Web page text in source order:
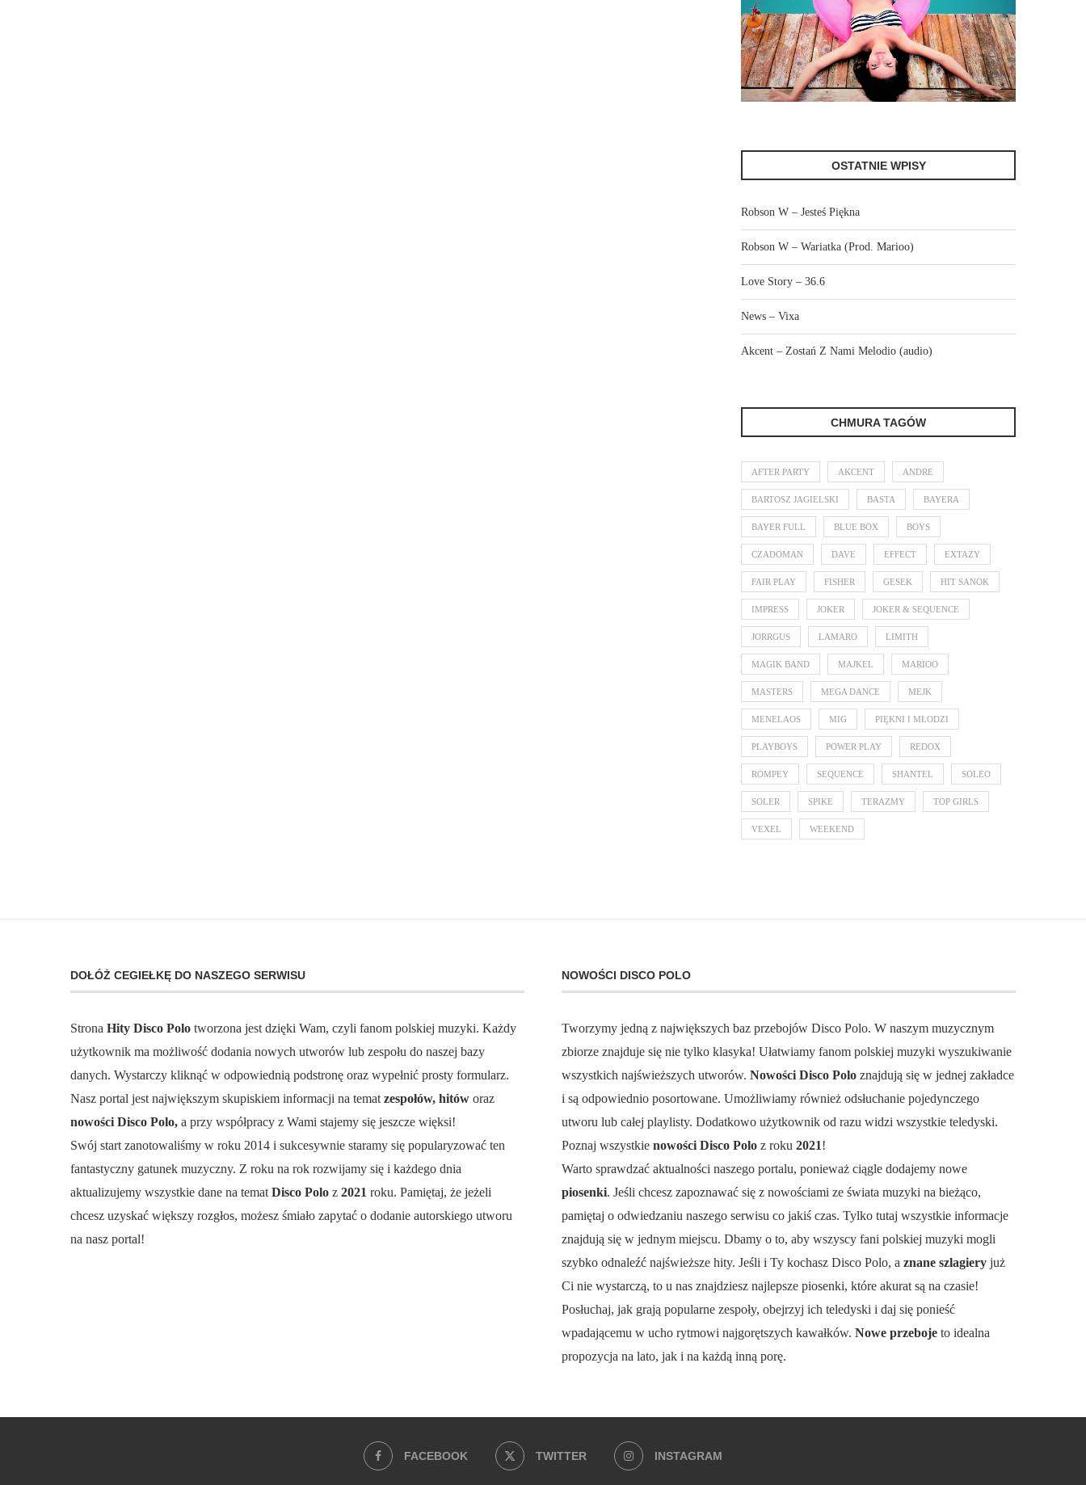
OSTATNIE WPISY
Robson W – Jesteś Piękna
Robson W – Wariatka (Prod. Marioo)
Love Story – 36.6
News – Vixa
Akcent – Zostań Z Nami Melodio (audio)
CHMURA TAGÓW
AFTER PARTY AKCENT ANDRE
BARTOSZ JAGIELSKI BASTA BAYERA
BAYER FULL BLUE BOX BOYS
CZADOMAN DAVE EFFECT EXTAZY
FAIR PLAY FISHER GESEK HIT SANOK
IMPRESS JOKER JOKER & SEQUENCE
JORRGUS LAMARO LIMITH
MAGIK BAND MAJKEL MARIOO
MASTERS MEGA DANCE MEJK
MENELAOS MIG PIĘKNI I MŁODZI
PLAYBOYS POWER PLAY REDOX
ROMPEY SEQUENCE SHANTEL SOLEO
SOLER SPIKE TERAZMY TOP GIRLS
VEXEL WEEKEND
DOŁÓŻ CEGIEŁKĘ DO NASZEGO SERWISU
Strona Hity Disco Polo tworzona jest dzięki Wam, czyli fanom polskiej muzyki. Każdy
użytkownik ma możliwość dodania nowych utworów lub zespołu do naszej bazy
danych. Wystarczy kliknąć w odpowiednią podstronę oraz wypełnić prosty formularz.
Nasz portal jest największym skupiskiem informacji na temat zespołów, hitów oraz
nowości Disco Polo, a przy współpracy z Wami stajemy się jeszcze więksi!
Swój start zanotowaliśmy w roku 2014 i sukcesywnie staramy się popularyzować ten
fantastyczny gatunek muzyczny. Z roku na rok rozwijamy się i każdego dnia
aktualizujemy wszystkie dane na temat Disco Polo z 2021 roku. Pamiętaj, że jeżeli
chcesz uzyskać większy rozgłos, możesz śmiało zapytać o dodanie autorskiego utworu
na nasz portal!
NOWOŚCI DISCO POLO
Tworzymy jedną z największych baz przebojów Disco Polo. W naszym muzycznym
zbiorze znajduje się nie tylko klasyka! Ułatwiamy fanom polskiej muzyki wyszukiwanie
wszystkich najświeższych utworów.Nowości Disco Polo znajdują się w jednej zakładce
i są odpowiednio posortowane. Umożliwiamy również odsłuchanie pojedynczego
utworu lub całej playlisty. Dodatkowo użytkownik od razu widzi wszystkie teledyski.
Poznaj wszystkienowości Disco Polo z roku2021!
Warto sprawdzać aktualności naszego portalu, ponieważ ciągle dodajemy nowe
piosenki. Jeśli chcesz zapoznawać się z nowościami ze świata muzyki na bieżąco,
pamiętaj o odwiedzaniu naszego serwisu co jakiś czas. Tylko tutaj wszystkie informacje
znajdują się w jednym miejscu. Dbamy o to, aby wszyscy fani polskiej muzyki mogli
szybko odnaleźć najświeższe hity. Jeśli i Ty kochasz Disco Polo, aznane szlagiery już
Ci nie wystarczą, to u nas znajdziesz najlepsze piosenki, które akurat są na czasie!
Posłuchaj, jak grają popularne zespoły, obejrzyj ich teledyski i daj się ponieść
wpadającemu w ucho rytmowi najgorętszych kawałków.Nowe przeboje to idealna
propozycja na lato, jak i na każdą inną porę.
FACEBOOK TWITTER INSTAGRAM